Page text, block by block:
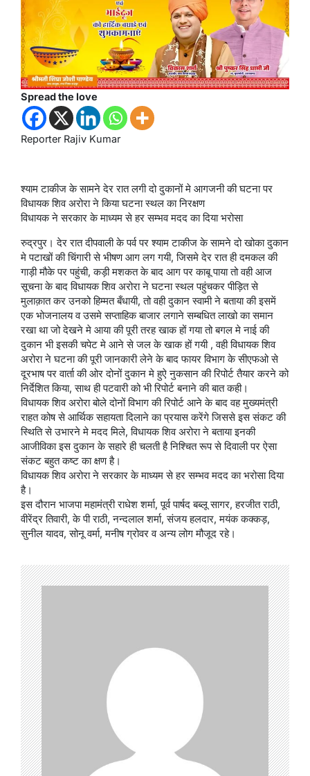
Spread the love
Reporter Rajiv Kumar
श्याम टाकीज के सामने देर रात लगी दो दुकानों मे आगजनी की घटना पर
विधायक शिव अरोरा ने किया घटना स्थल का निरक्षण
विधायक ने सरकार के माध्यम से हर सम्भव मदद का दिया भरोसा
रुद्रपुर। देर रात दीपवाली के पर्व पर श्याम टाकीज के सामने दो खोका दुकान
मे पटाखों की चिंगारी से भीषण आग लग गयी, जिसमे देर रात ही दमकल की
गाड़ी मौके पर पहुंची, कड़ी मशकत के बाद आग पर काबू पाया तो वही आज
सूचना के बाद विधायक शिव अरोरा ने घटना स्थल पहुंचकर पीड़ित से
मुलाक़ात कर उनको हिम्मत बँधायी, तो वही दुकान स्वामी ने बताया की इसमें
एक भोजनालय व उसमे सप्ताहिक बाजार लगाने सम्बधित लाखो का समान
रखा था जो देखने मे आया की पूरी तरह खाक हों गया तो बगल मे नाई की
दुकान भी इसकी चपेट मे आने से जल के खाक हों गयी , वही विधायक शिव
अरोरा ने घटना की पूरी जानकारी लेने के बाद फायर विभाग के सीएफओ से
दूरभाष पर वार्ता की ओर दोनों दुकान मे हुऐ नुकसान की रिपोर्ट तैयार करने को
निर्देशित किया, साथ ही पटवारी को भी रिपोर्ट बनाने की बात कही।
विधायक शिव अरोरा बोले दोनों विभाग की रिपोर्ट आने के बाद वह मुख्यमंत्री
राहत कोष से आर्थिक सहायता दिलाने का प्रयास करेंगे जिससे इस संकट की
स्थिति से उभारने मे मदद मिले, विधायक शिव अरोरा ने बताया इनकी
आजीविका इस दुकान के सहारे ही चलती है निश्चित रूप से दिवाली पर ऐसा
संकट बहुत कष्ट का क्षण है।
विधायक शिव अरोरा ने सरकार के माध्यम से हर सम्भव मदद का भरोसा दिया
है।
इस दौरान भाजपा महामंत्री राधेश शर्मा, पूर्व पार्षद बब्लू सागर, हरजीत राठी,
वीरेंद्र तिवारी, के पी राठी, नन्दलाल शर्मा, संजय हलदार, मयंक कक्कड़,
सुनील यादव, सोनू वर्मा, मनीष ग्रोवर व अन्य लोग मौजूद रहे।